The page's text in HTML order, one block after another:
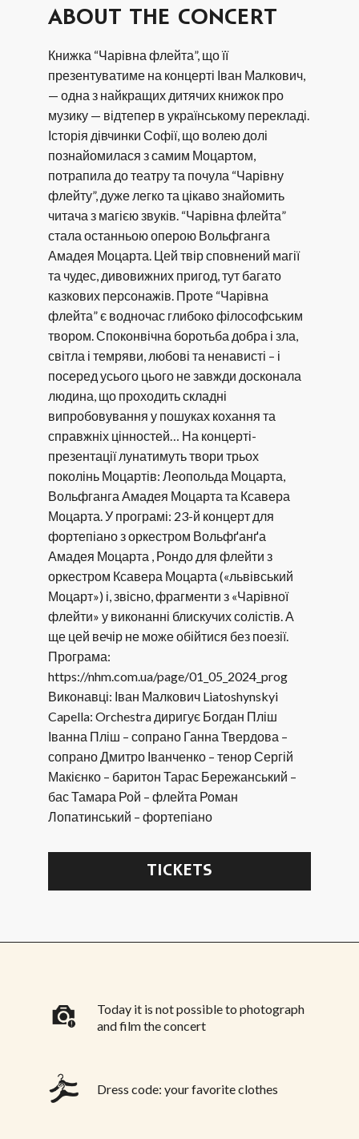
ABOUT THE CONCERT
Книжка “Чарівна флейта”, що її
презентуватиме на концерті Іван Малкович,
— одна з найкращих дитячих книжок про
музику — відтепер в українському перекладі.
Історія дівчинки Софії, що волею долі
познайомилася з самим Моцартом,
потрапила до театру та почула “Чарівну
флейту”, дуже легко та цікаво знайомить
читача з магією звуків. “Чарівна флейта”
стала останньою оперою Вольфганга
Амадея Моцарта. Цей твір сповнений магії
та чудес, дивовижних пригод, тут багато
казкових персонажів. Проте “Чарівна
флейта” є водночас глибоко філософським
твором. Споконвічна боротьба добра і зла,
світла і темряви, любові та ненависті – і
посеред усього цього не завжди досконала
людина, що проходить складні
випробовування у пошуках кохання та
справжніх цінностей… На концерті-
презентації лунатимуть твори трьох
поколінь Моцартів: Леопольда Моцарта,
Вольфганга Амадея Моцарта та Ксавера
Моцарта. У програмі: 23-й концерт для
фортепіано з оркестром Вольфґанґа
Амадея Моцарта , Рондо для флейти з
оркестром Ксавера Моцарта («львівський
Моцарт») і, звісно, фрагменти з «Чарівної
флейти» у виконанні блискучих солістів. А
ще цей вечір не може обійтися без поезії.
Програма:
https://nhm.com.ua/page/01_05_2024_prog
Виконавці: Іван Малкович Liatoshynskyi
Capella: Orchestra диригує Богдан Пліш
Іванна Пліш – сопрано Ганна Твердова –
сопрано Дмитро Іванченко – тенор Сергій
Макієнко – баритон Тарас Бережанський –
бас Тамара Рой – флейта Роман
Лопатинський – фортепіано
TICKETS
Today it is not possible to photograph
and film the concert
Dress code: your favorite clothes